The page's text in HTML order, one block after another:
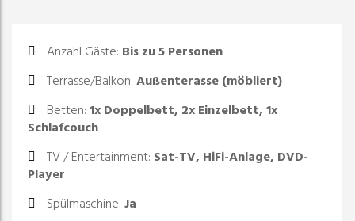
Anzahl Gäste: Bis zu 5 Personen
Terrasse/Balkon:Außenterasse (möbliert)
Betten:1x Doppelbett, 2x Einzelbett, 1x
Schlafcouch
TV / Entertainment: Sat-TV, HiFi-Anlage, DVD-
Player
Spülmaschine:Ja